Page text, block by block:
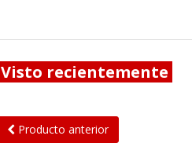
Visto recientemente
Producto anterior